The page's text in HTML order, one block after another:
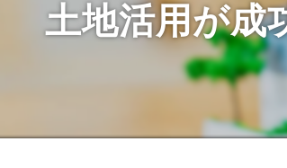
土地活用が成